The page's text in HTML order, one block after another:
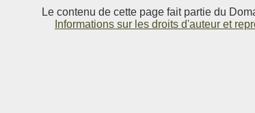
Le contenu de cette page fait partie du
Informations sur les droits d'auteur et